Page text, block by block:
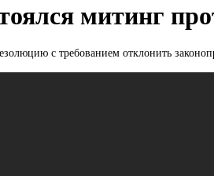
митинг
с требованием отклонить